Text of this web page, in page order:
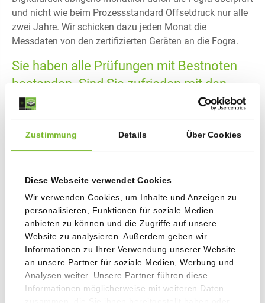
Zustimmung Details Über Cookies
Diese Webseite verwendet Cookies
Wir verwenden Cookies, um Inhalte und Anzeigen zu
personalisieren, Funktionen für soziale Medien
anbieten zu können und die Zugriffe auf unsere
Website zu analysieren. Außerdem geben wir
Informationen zu Ihrer Verwendung unserer Website
an unsere Partner für soziale Medien, Werbung und
Analysen weiter. Unsere Partner führen diese
Informationen möglicherweise mit weiteren Daten
und nicht wie beim Prozessstandard Offsetdruck nur alle
zwei Jahre. Wir schicken dazu jeden Monat die
Messdaten von den zertifizierten Geräten an die Fogra.
Sie haben alle Prüfungen mit Bestnoten
bestanden. Sind Sie zufrieden mit den
Resultaten?
weiterer Meilenstein in Hinblick auf Verbesserung und
Rationalisierung in unserem Betrieb. Die Stabilität in der
Rationalisierung und kürzerer Produktionszeiten darf
schließlich die Qualität nicht leiden, sie muss im Gegenteil
verfestigt werden.
Mit welcher Geschäftsentwicklung
rechnen Sie im Lauf der nächsten zwölf
Monate?
Wir verspüren aufgrund der Wirtschaftskrise durchaus